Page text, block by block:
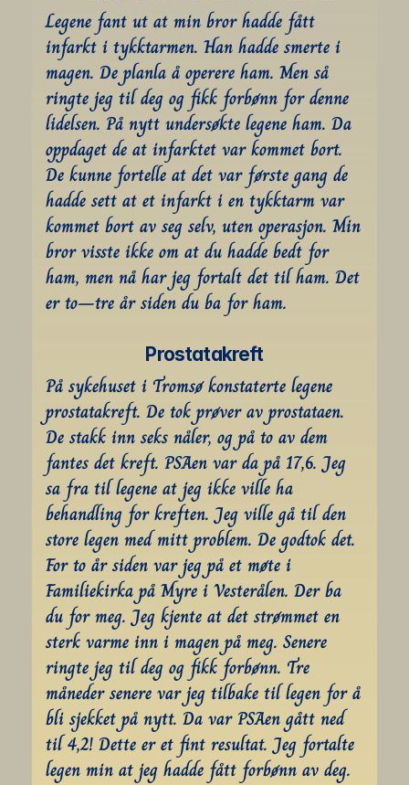
Legene fant ut at min bror hadde fått
infarkt i tykktarmen. Han hadde smerte i
magen. De planla å operere ham. Men så
ringte jeg til deg og fikk forbønn for denne
lidelsen. På nytt undersøkte legene ham. Da
oppdaget de at infarktet var kommet bort.
De kunne fortelle at det var første gang de
hadde sett at et infarkt i en tykktarm var
kommet bort av seg selv, uten operasjon. Min
bror visste ikke om at du hadde bedt for
ham, men nå har jeg fortalt det til ham. Det
er to–tre år siden du ba for ham.
Prostatakreft
På sykehuset i Tromsø konstaterte legene
prostatakreft. De tok prøver av prostataen.
De stakk inn seks nåler, og på to av dem
fantes det kreft. PSAen var da på 17,6. Jeg
sa fra til legene at jeg ikke ville ha
behandling for kreften. Jeg ville gå til den
store legen med mitt problem. De godtok det.
For to år siden var jeg på et møte i
Familiekirka på Myre i Vesterålen. Der ba
du for meg. Jeg kjente at det strømmet en
sterk varme inn i magen på meg. Senere
ringte jeg til deg og fikk forbønn. Tre
måneder senere var jeg tilbake til legen for å
bli sjekket på nytt. Da var PSAen gått ned
til 4,2! Dette er et fint resultat. Jeg fortalte
legen min at jeg hadde fått forbønn av deg.